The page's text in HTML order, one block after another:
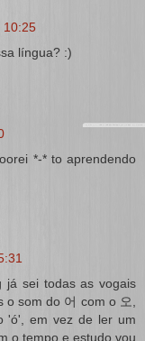
10:25
língua? :)
*-* to aprendendo
já sei todas as vogais
som do 어 com o 오,
'ó', em vez de ler um
o tempo e estudo vou